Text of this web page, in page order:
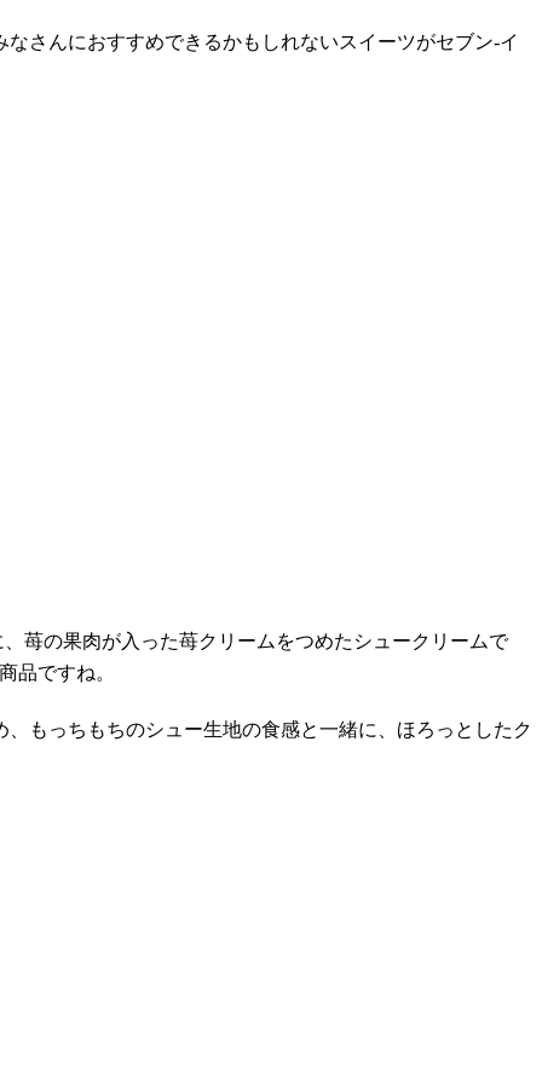
さんにおすすめできるかもしれないスイーツがセブン-イ
苺の果肉が入った苺クリームをつめたシュークリームで
品ですね。
もっちもちのシュー生地の食感と一緒に、ほろっとしたク